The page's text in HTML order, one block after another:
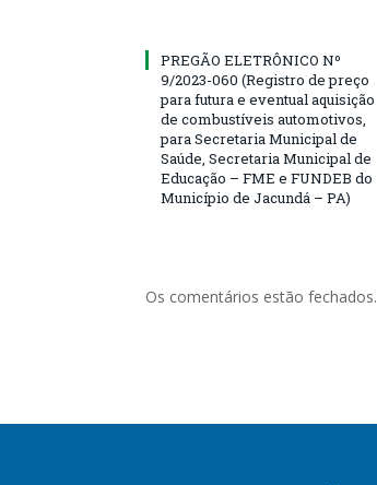
PREGÃO ELETRÔNICO Nº
9/2023-060 (Registro de preço
para futura e eventual aquisição
de combustíveis automotivos,
para Secretaria Municipal de
Saúde, Secretaria Municipal de
Educação – FME e FUNDEB do
Município de Jacundá – PA)
Os comentários estão fechados.